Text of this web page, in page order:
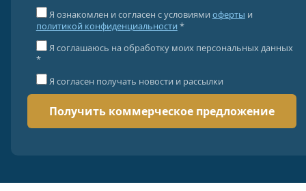
Я ознакомлен и согласен с условиями оферты и
политикой конфиденциальности *
Я соглашаюсь на обработку моих персональных данных
*
Я согласен получать новости и рассылки